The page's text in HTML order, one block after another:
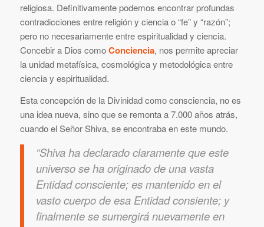
religiosa. Definitivamente podemos encontrar profundas
contradicciones entre religión y ciencia o “fe” y “razón”;
pero no necesariamente entre espiritualidad y ciencia.
Concebir a Dios comoConciencia, nos permite apreciar
la unidad metafísica, cosmológica y metodológica entre
ciencia y espiritualidad.
Esta concepción de la Divinidad como consciencia, no es
una idea nueva, sino que se remonta a 7.000 años atrás,
cuando el Señor Shiva, se encontraba en este mundo.
“Shiva ha declarado claramente que este
universo se ha originado de una vasta
Entidad consciente; es mantenido en el
vasto cuerpo de esa Entidad consiente; y
finalmente se sumergirá nuevamente en